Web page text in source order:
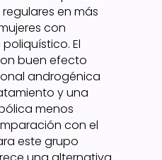
en más
con
El
buen efecto
androgénica
y una
menos
con el
este grupo